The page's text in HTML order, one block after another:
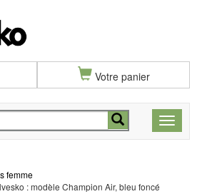
Votre panier
Toggle
femme
: modèle Champion Air, bleu foncé